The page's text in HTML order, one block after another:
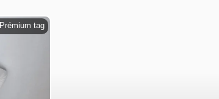
Prémium tag